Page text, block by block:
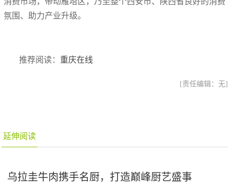
氛围、助力产业升级。
推荐阅读： 重庆在线
[责任编辑：无]
延伸阅读
乌拉圭牛肉携手名厨，打造巅峰厨艺盛事